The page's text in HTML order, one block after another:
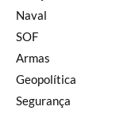
Naval
SOF
Armas
Geopolítica
Segurança